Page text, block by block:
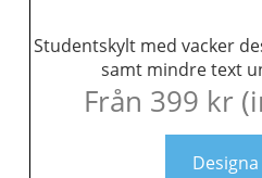
Studentskylt med vacker
samt mindre text
Från 399 kr